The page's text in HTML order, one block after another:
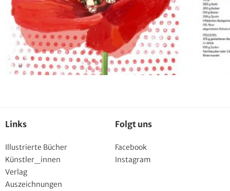
Links
Illustrierte Bücher
Künstler_innen
Verlag
Auszeichnungen
Folgt uns
Facebook
Instagram